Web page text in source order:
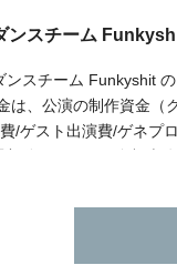
ンスチーム
ンスチーム Funkyshit
は、公演の制作資金（
/ゲスト出演費/ゲネプ